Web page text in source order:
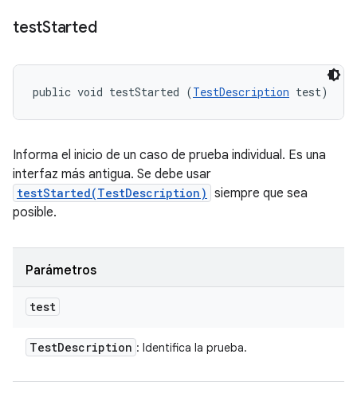
testStarted
public void testStarted (TestDescription test)
Informa el inicio de un caso de prueba individual. Es una
interfaz más antigua. Se debe usar
testStarted(TestDescription) siempre que sea
posible.
Parámetros
test
TestDescription : Identifica la prueba.